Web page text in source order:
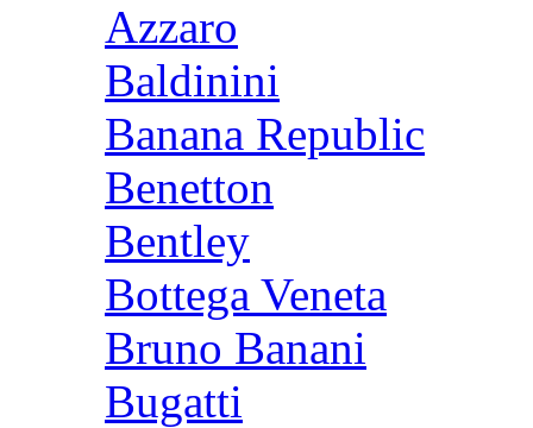
Azzaro
Baldinini
Banana Republic
Benetton
Bentley
Bottega Veneta
Bruno Banani
Bugatti